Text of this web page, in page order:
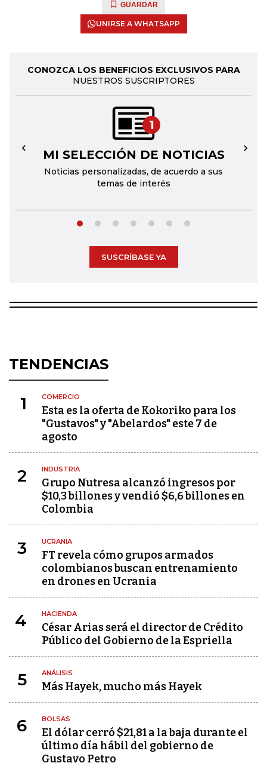
GUARDAR
UNIRSE A WHATSAPP
CONOZCA LOS BENEFICIOS EXCLUSIVOS PARA
NUESTROS SUSCRIPTORES
1
MI SELECCIÓN DE NOTICIAS
Noticias personalizadas, de acuerdo a sus
temas de interés
← →
SUSCRÍBASE YA
TENDENCIAS
1 COMERCIO
Esta es la oferta de Kokoriko para los
"Gustavos" y "Abelardos" este 7 de
agosto
2 INDUSTRIA
Grupo Nutresa alcanzó ingresos por
$10,3 billones y vendió $6,6 billones en
Colombia
3 UCRANIA
FT revela cómo grupos armados
colombianos buscan entrenamiento
en drones en Ucrania
4 HACIENDA
César Arias será el director de Crédito
Público del Gobierno de la Espriella
5 ANÁLISIS
Más Hayek, mucho más Hayek
6 BOLSAS
El dólar cerró $21,81 a la baja durante el
último día hábil del gobierno de
Gustavo Petro